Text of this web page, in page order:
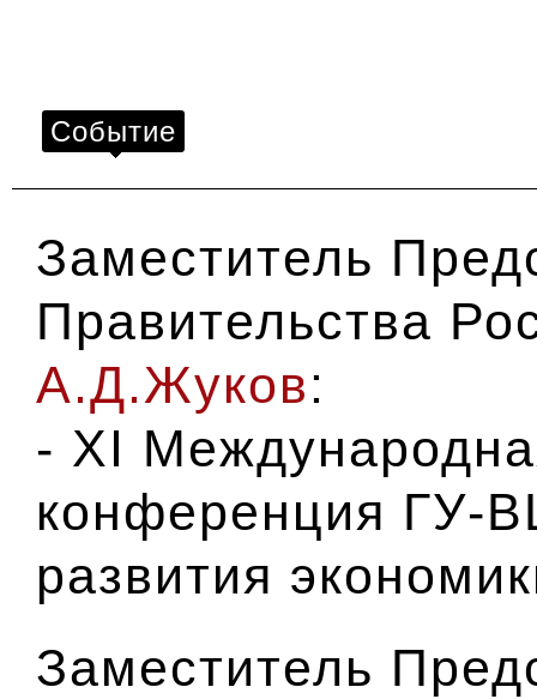
Событие
Заместитель
Правительства
А.Д.Жуков:
- XI
конференция ГУ-
развития
Заместитель